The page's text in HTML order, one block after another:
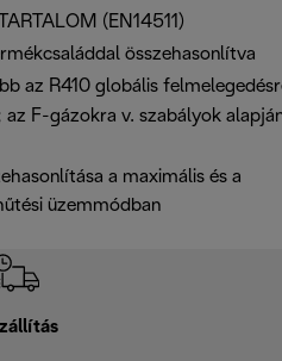
(EN14511)
összehasonlítva
az R410 globális
F-gázokra v. szabályok
a maximális és a
üzemmódban